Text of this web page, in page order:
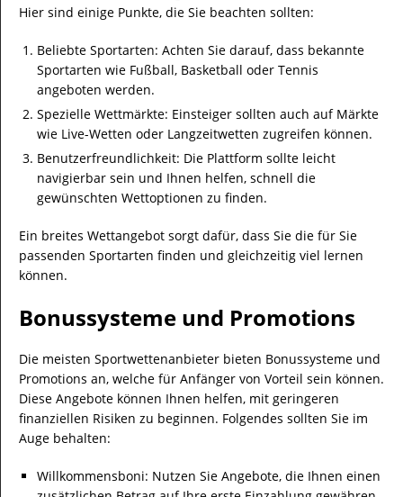
Hier sind einige Punkte, die Sie beachten sollten:
Beliebte Sportarten: Achten Sie darauf, dass bekannte
Sportarten wie Fußball, Basketball oder Tennis
angeboten werden.
Spezielle Wettmärkte: Einsteiger sollten auch auf Märkte
wie Live-Wetten oder Langzeitwetten zugreifen können.
Benutzerfreundlichkeit: Die Plattform sollte leicht
navigierbar sein und Ihnen helfen, schnell die
gewünschten Wettoptionen zu finden.
Ein breites Wettangebot sorgt dafür, dass Sie die für Sie
passenden Sportarten finden und gleichzeitig viel lernen
können.
Bonussysteme und Promotions
Die meisten Sportwettenanbieter bieten Bonussysteme und
Promotions an, welche für Anfänger von Vorteil sein können.
Diese Angebote können Ihnen helfen, mit geringeren
finanziellen Risiken zu beginnen. Folgendes sollten Sie im
Auge behalten:
Willkommensboni: Nutzen Sie Angebote, die Ihnen einen